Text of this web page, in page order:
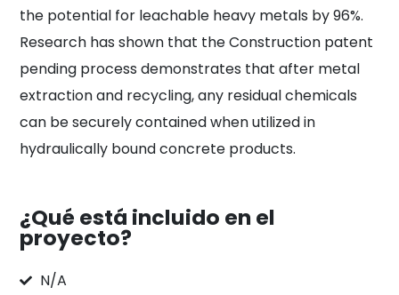
the potential for leachable heavy metals by 96%.
Research has shown that the Construction patent
pending process demonstrates that after metal
extraction and recycling, any residual chemicals
can be securely contained when utilized in
hydraulically bound concrete products.
¿Qué está incluido en el
proyecto?
N/A